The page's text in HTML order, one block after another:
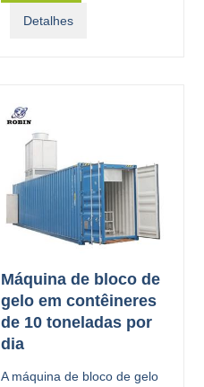
Detalhes
Máquina de bloco de
gelo em contêineres
de 10 toneladas por
dia
A máquina de bloco de gelo